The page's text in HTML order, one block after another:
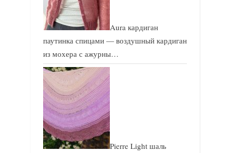
Aura кардиган
паутинка спицами — воздушный кардиган
из мохера с ажурны…
Pierre Light шаль